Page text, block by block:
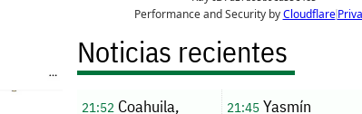
Noticias recientes
21:52 Coahuila,
21:45Yasmín